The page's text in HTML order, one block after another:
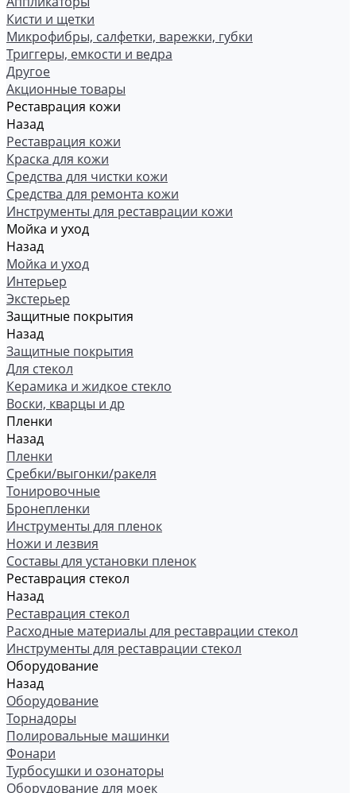
Кисти и щетки
Микрофибры, салфетки, варежки, губки
Триггеры, емкости и ведра
Другое
Акционные товары
Реставрация кожи
Назад
Реставрация кожи
Краска для кожи
Средства для чистки кожи
Средства для ремонта кожи
Инструменты для реставрации кожи
Мойка и уход
Назад
Мойка и уход
Интерьер
Экстерьер
Защитные покрытия
Назад
Защитные покрытия
Для стекол
Керамика и жидкое стекло
Воски, кварцы и др
Пленки
Назад
Пленки
Сребки/выгонки/ракеля
Тонировочные
Бронепленки
Инструменты для пленок
Ножи и лезвия
Составы для установки пленок
Реставрация стекол
Назад
Реставрация стекол
Расходные материалы для реставрации стекол
Инструменты для реставрации стекол
Оборудование
Назад
Оборудование
Торнадоры
Полировальные машинки
Фонари
Турбосушки и озонаторы
Оборудование для моек